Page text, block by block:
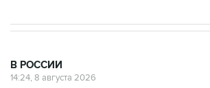
В РОССИИ
14:24, 8 августа 2026